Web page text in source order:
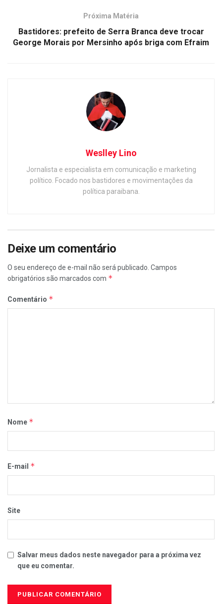
Próxima Matéria
Bastidores: prefeito de Serra Branca deve trocar
George Morais por Mersinho após briga com Efraim
Weslley Lino
Jornalista e especialista em comunicação e marketing
político. Focado nos bastidores e movimentações da
política paraibana.
Deixe um comentário
O seu endereço de e-mail não será publicado. Campos
obrigatórios são marcados com *
Comentário *
Nome *
E-mail *
Site
Salvar meus dados neste navegador para a próxima vez
que eu comentar.